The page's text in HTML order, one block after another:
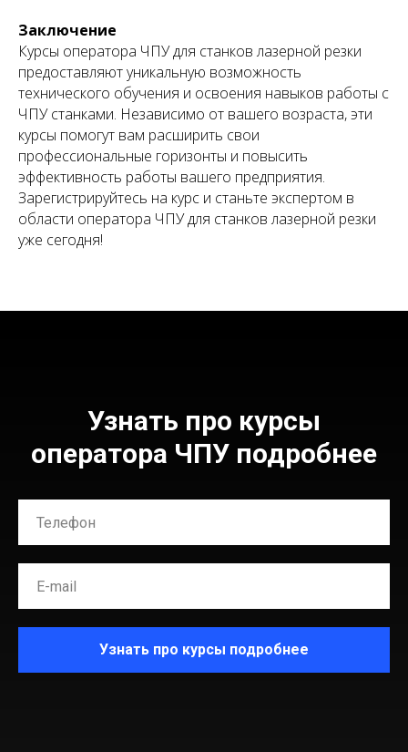
Заключение
Курсы оператора ЧПУ для станков лазерной резки
предоставляют уникальную возможность
технического обучения и освоения навыков работы с
ЧПУ станками. Независимо от вашего возраста, эти
курсы помогут вам расширить свои
профессиональные горизонты и повысить
эффективность работы вашего предприятия.
Зарегистрируйтесь на курс и станьте экспертом в
области оператора ЧПУ для станков лазерной резки
уже сегодня!
Узнать про курсы
оператора ЧПУ подробнее
Узнать про курсы подробнее